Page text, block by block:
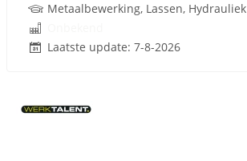
Metaalbewerking, Lassen, Hydrauliek
Laatste update: 7-8-2026